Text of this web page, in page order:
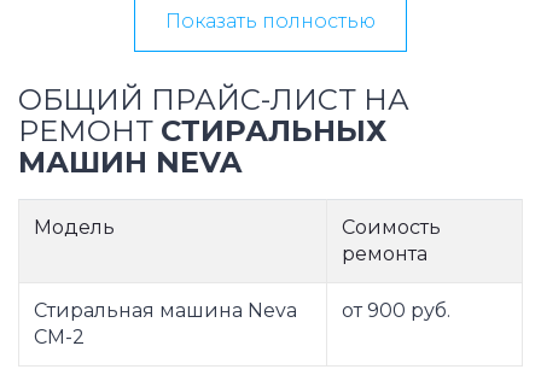
Показать полностью
ОБЩИЙ ПРАЙС-ЛИСТ НА
РЕМОНТ СТИРАЛЬНЫХ
МАШИН NEVA
Модель
Соимость
ремонта
Стиральная машина Neva
СМ-2
от 900 руб.